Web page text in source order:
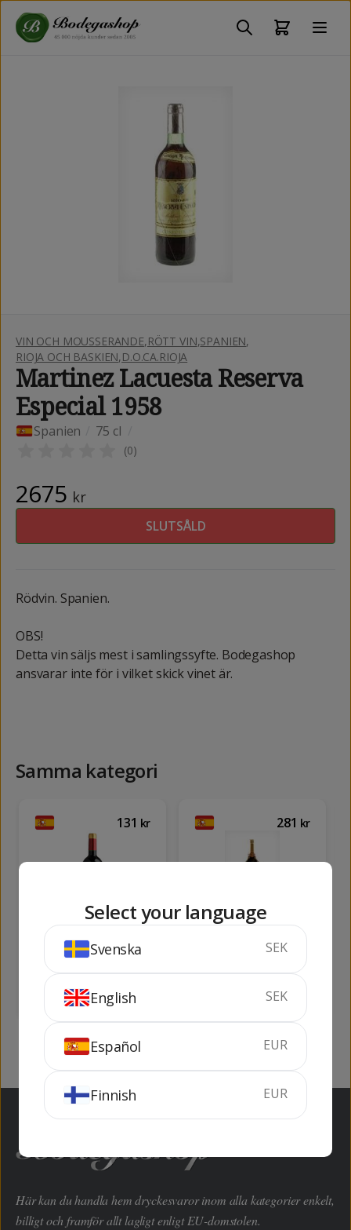
VIN OCH MOUSSERANDE,RÖTT VIN,SPANIEN,
RIOJA OCH BASKIEN,D.O.CA.RIOJA
Martinez Lacuesta Reserva
Especial 1958
Spanien 75 cl
(0)
2675 kr
SLUTSÅLD
Rödvin. Spanien.
OBS!
Detta vin säljs mest i samlingssyfte. Bodegashop
ansvarar inte för i vilket skick vinet är.
Samma kategori
131 kr
Arienzo de Riscal
Crianza
75 cl
KÖP
281 kr
Reserva
13.5%
Här kan du handla hem dryckesvaror inom alla kategorier enkelt,
billigt och framför allt lagligt enligt EU-domstolen.
Select your language
Svenska SEK
English SEK
Español EUR
Finnish EUR